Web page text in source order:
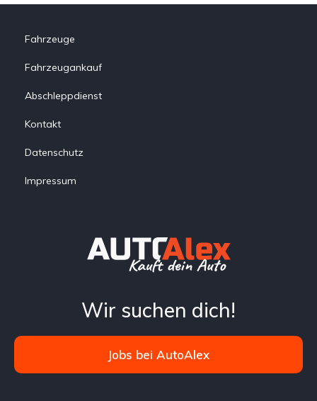
Fahrzeuge
Fahrzeugankauf
Abschleppdienst
Kontakt
Datenschutz
Impressum
Wir suchen dich!
Jobs bei AutoAlex